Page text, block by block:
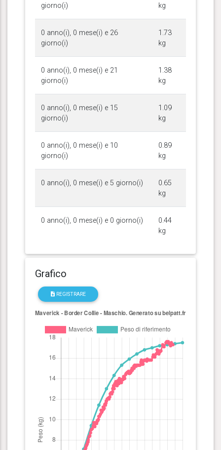
giorno(i)
kg
0 anno(i), 0 mese(i) e 26
giorno(i)
1.73
kg
0 anno(i), 0 mese(i) e 21
giorno(i)
1.38
kg
0 anno(i), 0 mese(i) e 15
giorno(i)
1.09
kg
0 anno(i), 0 mese(i) e 10
giorno(i)
0.89
kg
0 anno(i), 0 mese(i) e 5 giorno(i)
0.65
kg
0 anno(i), 0 mese(i) e 0 giorno(i)
0.44
kg
Grafico
REGISTRARE